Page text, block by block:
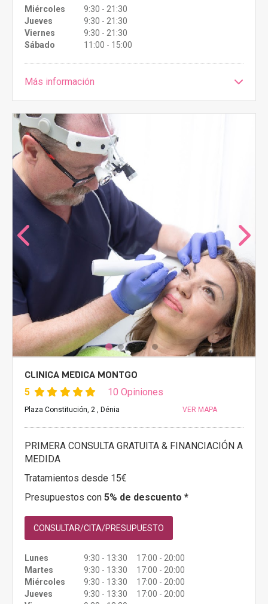
Miércoles
9:30 - 21:30
Jueves
9:30 - 21:30
Viernes
9:30 - 21:30
Sábado
11:00 - 15:00
Más información
CLINICA MEDICA MONTGO
5 10 Opiniones
Plaza Constitución, 2 , Dénia VER MAPA
PRIMERA CONSULTA GRATUITA & FINANCIACIÓN A
MEDIDA
Tratamientos desde 15€
Presupuestos con 5% de descuento *
CONSULTAR/CITA/PRESUPUESTO
Lunes
9:30 - 13:30 17:00 - 20:00
Martes
9:30 - 13:30 17:00 - 20:00
Miércoles
9:30 - 13:30 17:00 - 20:00
Jueves
9:30 - 13:30 17:00 - 20:00